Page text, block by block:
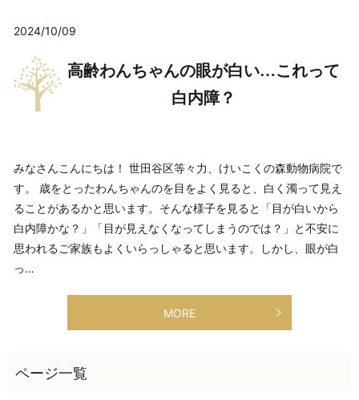
2024/10/09
高齢わんちゃんの眼が白い…これって
白内障？
みなさんこんにちは！ 世田谷区等々力、けいこくの森動物病院で
す。 歳をとったわんちゃんのを目をよく見ると、白く濁って見え
ることがあるかと思います。そんな様子を見ると「目が白いから
白内障かな？」「目が見えなくなってしまうのでは？」と不安に
思われるご家族もよくいらっしゃると思います。しかし、眼が白
っ…
MORE